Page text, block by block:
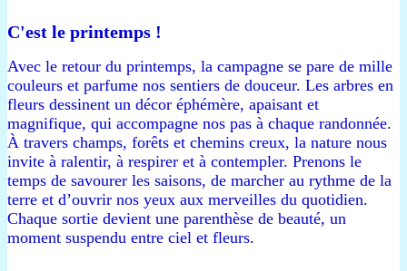
C'est le printemps !
​Avec le retour du printemps, la campagne se pare de mille
couleurs et parfume nos sentiers de douceur. Les arbres en
fleurs dessinent un décor éphémère, apaisant et
magnifique, qui accompagne nos pas à chaque randonnée.
À travers champs, forêts et chemins creux, la nature nous
invite à ralentir, à respirer et à contempler. Prenons le
temps de savourer les saisons, de marcher au rythme de la
terre et d’ouvrir nos yeux aux merveilles du quotidien.
Chaque sortie devient une parenthèse de beauté, un
moment suspendu entre ciel et fleurs.